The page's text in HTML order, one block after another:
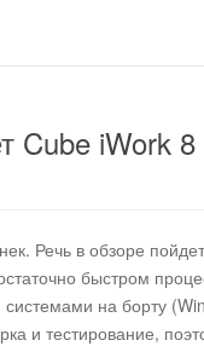
Cube iWork
Речь в обзоре
быстром
на борту
и тестирование,